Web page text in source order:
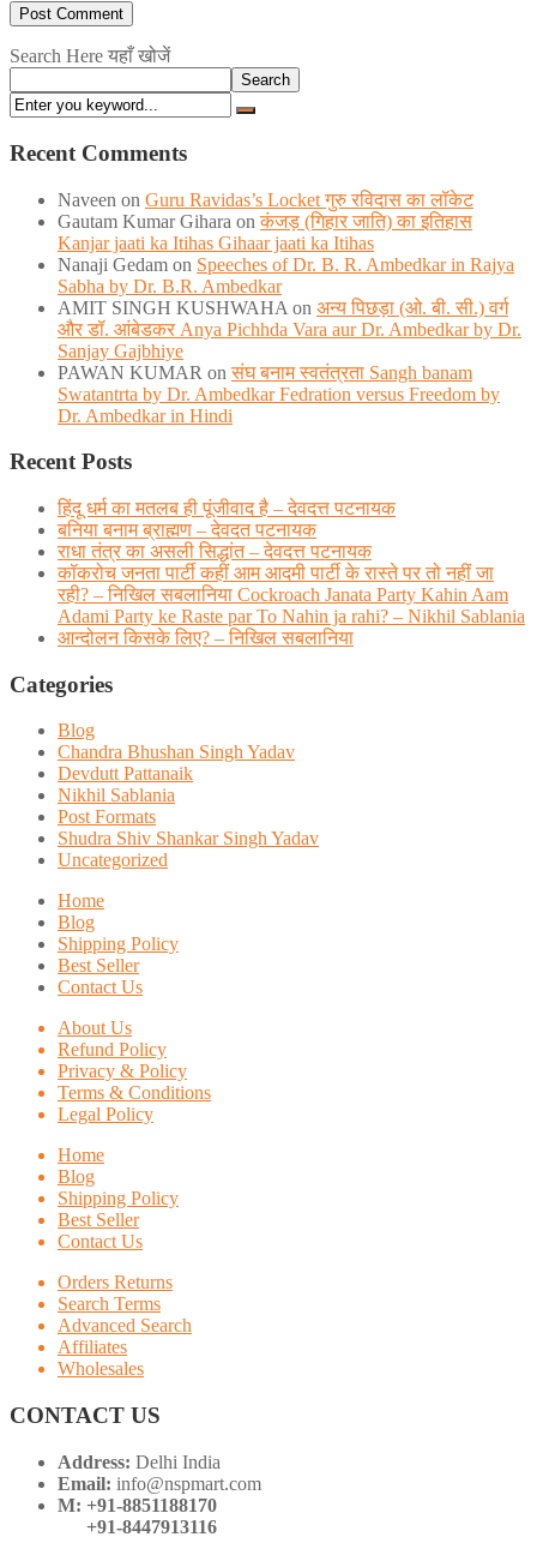
Search Here यहाँ खोजें
Search
Recent Comments
Naveen on Guru Ravidas’s Locket गुरु रविदास का लॉकेट
Gautam Kumar Gihara onकंजड़ (गिहार जाति) का इतिहास
Kanjar jaati ka Itihas Gihaar jaati ka Itihas
Nanaji Gedam on Speeches of Dr. B. R. Ambedkar in Rajya
Sabha by Dr. B.R. Ambedkar
AMIT SINGH KUSHWAHA on अन्य पिछड़ा (ओ. बी. सी.) वर्ग
और डॉ. आंबेडकर Anya Pichhda Vara aur Dr. Ambedkar by Dr.
Sanjay Gajbhiye
PAWAN KUMAR onसंघ बनाम स्वतंत्रता Sangh banam
Swatantrta by Dr. Ambedkar Fedration versus Freedom by
Dr. Ambedkar in Hindi
Recent Posts
हिंदू धर्म का मतलब ही पूंजीवाद है – देवदत्त पटनायक
बनिया बनाम ब्राह्मण – देवदत पटनायक
राधा तंत्र का असली सिद्धांत – देवदत्त पटनायक
कॉकरोच जनता पार्टी कहीं आम आदमी पार्टी के रास्ते पर तो नहीं जा
रही? – निखिल सबलानिया Cockroach Janata Party Kahin Aam
Adami Party ke Raste par To Nahin ja rahi? – Nikhil Sablania
आन्दोलन किसके लिए? – निखिल सबलानिया
Categories
Blog
Chandra Bhushan Singh Yadav
Devdutt Pattanaik
Nikhil Sablania
Post Formats
Shudra Shiv Shankar Singh Yadav
Uncategorized
Home
Blog
Shipping Policy
Best Seller
Contact Us
About Us
Refund Policy
Privacy & Policy
Terms & Conditions
Legal Policy
Home
Blog
Shipping Policy
Best Seller
Contact Us
Orders Returns
Search Terms
Advanced Search
Affiliates
Wholesales
CONTACT US
Address: Delhi India
Email: info@nspmart.com
M: +91-8851188170
+91-8447913116